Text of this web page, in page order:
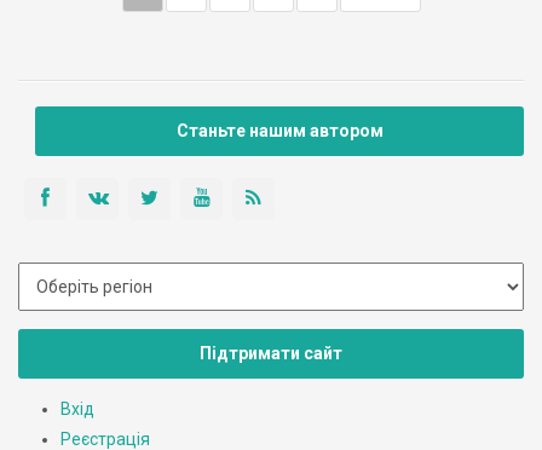
Станьте нашим автором
Підтримати сайт
Вхід
Реєстрація